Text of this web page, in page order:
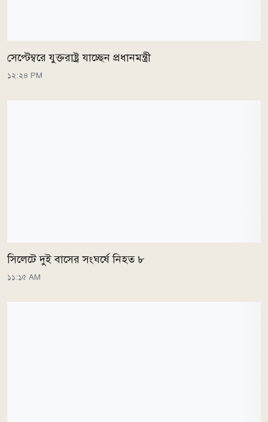
সেপ্টেম্বরে যুক্তরাষ্ট্র যাচ্ছেন প্রধানমন্ত্রী
১২:২৪ PM
সিলেটে দুই বাসের সংঘর্ষে নিহত ৮
১১:১৫ AM